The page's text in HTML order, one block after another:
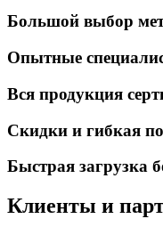
Большой выбор
Опытные
Вся продукция
Скидки и гибкая
Быстрая загрузка
Клиенты и